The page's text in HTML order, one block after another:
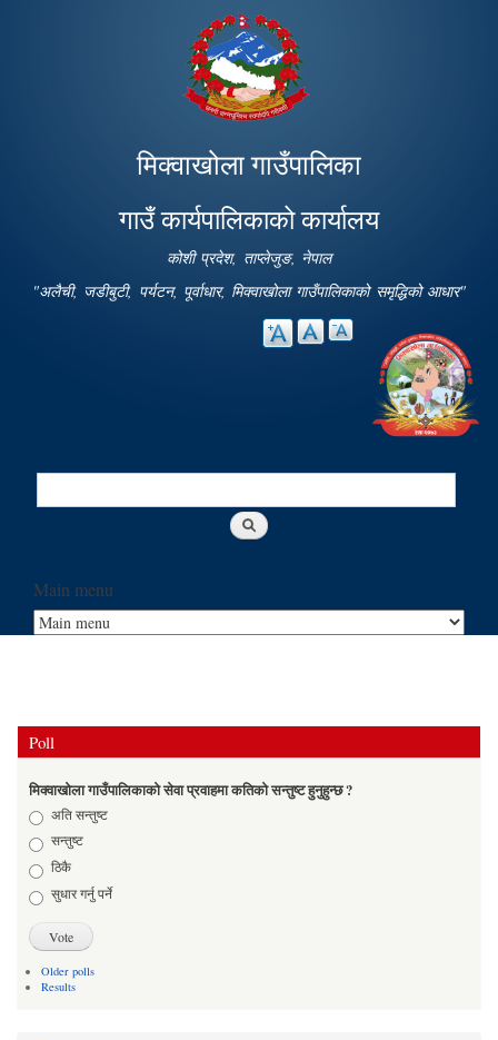
main
content
मिक्वाखोला गाउँपालिका
गाउँ कार्यपालिकाको कार्यालय
कोशी प्रदेश, ताप्लेजुङ, नेपाल
"अलैची, जडीबुटी, पर्यटन, पूर्वाधार, मिक्वाखोला गाउँपालिकाको समृद्धिको आधार"
Search
Main menu
Poll
मिक्वाखोला गाउँपालिकाको सेवा प्रवाहमा कतिको सन्तुष्ट हुनुहुन्छ ?
Choicesअति सन्तुष्ट
सन्तुष्ट
ठिकै
सुधार गर्नु पर्ने
Older polls
Results